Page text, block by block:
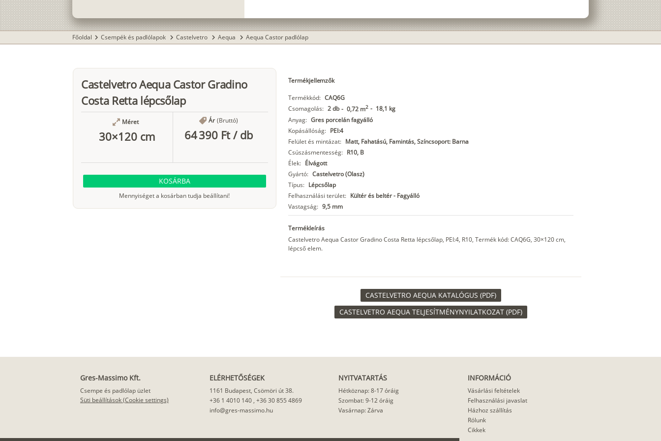
Főoldal chevron_right Csempék és padlólapok chevron_right Castelvetro chevron_right Aequa chevron_right Aequa Castor padlólap
Castelvetro Aequa Castor Gradino
Costa Retta lépcsőlap
Méret
30×120 cm
Ár (Bruttó)
64 390 Ft/ db
KOSÁRBA
Mennyiséget a kosárban tudja beállítani!
Termékjellemzők
Termékkód: CAQ6G
Csomagolás: 2 db - 0,72 m2 - 18,1 kg
Anyag: Gres porcelán fagyálló
Kopásállóság: PEI:4
Felület és mintázat: Matt, Fahatású, Famintás, Színcsoport: Barna
Csúszásmentesség: R10, B
Élek: Élvágott
Gyártó: Castelvetro (Olasz)
Típus: Lépcsőlap
Felhasználási terület: Kültér és beltér - Fagyálló
Vastagság: 9,5 mm
Termékleírás
Castelvetro Aequa Castor Gradino Costa Retta lépcsőlap, PEI:4, R10, Termék kód: CAQ6G, 30×120 cm,
lépcső elem.
CASTELVETRO AEQUA KATALÓGUS (PDF)
CASTELVETRO AEQUA TELJESÍTMÉNYNYILATKOZAT (PDF)
Gres-Massimo Kft.
Csempe és padlólap üzlet
Süti beállítások (Cookie settings)
ELÉRHETŐSÉGEK
1161 Budapest, Csömöri út 38.
+36 1 4010 140, +36 30 855 4869
info@gres-massimo.hu
NYITVATARTÁS
Hétköznap: 8-17 óráig
Szombat: 9-12 óráig
Vasárnap: Zárva
INFORMÁCIÓ
Vásárlási feltételek
Felhasználási javaslat
Házhoz szállítás
Rólunk
Cikkek